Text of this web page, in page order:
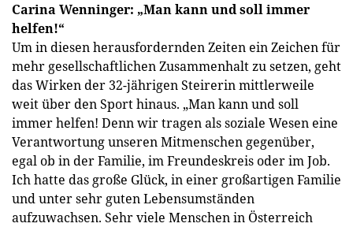
Carina Wenninger: „Man kann und soll immer
helfen!“
Um in diesen herausfordernden Zeiten ein Zeichen für
mehr gesellschaftlichen Zusammenhalt zu setzen, geht
das Wirken der 32-jährigen Steirerin mittlerweile
weit über den Sport hinaus. „Man kann und soll
immer helfen! Denn wir tragen als soziale Wesen eine
Verantwortung unseren Mitmenschen gegenüber,
egal ob in der Familie, im Freundeskreis oder im Job.
Ich hatte das große Glück, in einer großartigen Familie
und unter sehr guten Lebensumständen
aufzuwachsen. Sehr viele Menschen in Österreich